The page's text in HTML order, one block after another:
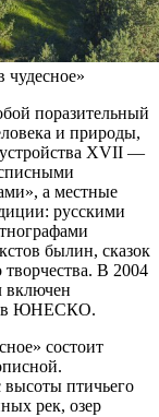
чудесное»
поразительный
и природы,
XVII —
а местные
русскими
былин, сказок
В 2004
включен
ЮНЕСКО.
состоит
птичьего
рек, озер